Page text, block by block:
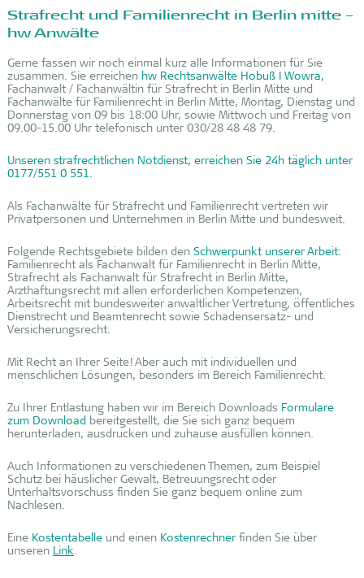
Strafrecht und Familienrecht in Berlin mitte –
hw Anwälte
Gerne fassen wir noch einmal kurz alle Informationen für Sie
zusammen. Sie erreichen hw Rechtsanwälte Hobuß I Wowra,
Fachanwalt / Fachanwältin für Strafrecht in Berlin Mitte und
Fachanwälte für Familienrecht in Berlin Mitte, Montag, Dienstag und
Donnerstag von 09 bis 18:00 Uhr, sowie Mittwoch und Freitag von
09.00-15.00 Uhr telefonisch unter 030/28 48 48 79.
Unseren strafrechtlichen Notdienst, erreichen Sie 24h täglich unter
0177/551 0 551.
Als Fachanwälte für Strafrecht und Familienrecht vertreten wir
Privatpersonen und Unternehmen in Berlin Mitte und bundesweit.
Folgende Rechtsgebiete bilden den Schwerpunkt unserer Arbeit:
Familienrecht als Fachanwalt für Familienrecht in Berlin Mitte,
Strafrecht als Fachanwalt für Strafrecht in Berlin Mitte,
Arzthaftungsrecht mit allen erforderlichen Kompetenzen,
Arbeitsrecht mit bundesweiter anwaltlicher Vertretung, öffentliches
Dienstrecht und Beamtenrecht sowie Schadensersatz- und
Versicherungsrecht.
Mit Recht an Ihrer Seite! Aber auch mit individuellen und
menschlichen Lösungen, besonders im Bereich Familienrecht.
Zu Ihrer Entlastung haben wir im Bereich Downloads Formulare
zum Downloadbereitgestellt, die Sie sich ganz bequem
herunterladen, ausdrucken und zuhause ausfüllen können.
Auch Informationen zu verschiedenen Themen, zum Beispiel
Schutz bei häuslicher Gewalt, Betreuungsrecht oder
Unterhaltsvorschuss finden Sie ganz bequem online zum
Nachlesen.
EineKostentabelleund einenKostenrechnerfinden Sie über
unseren Link.